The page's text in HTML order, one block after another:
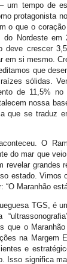
um tempo de
protagonista
o que o
Nordeste em
deve crescer
em si mesmo.
que
sólidas.
de 11,5%
nossa
que se traduz
O
do mar que
revelar grandes
estado.
Maranhão
TGS, é
que o
na Margem
e
Isso significa